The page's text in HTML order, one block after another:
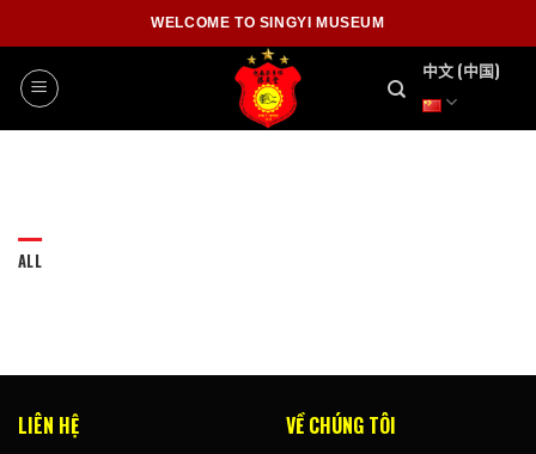
to
content
WELCOME TO SINGYI MUSEUM
中文 (中国)
ALL
LIÊN HỆ VỀ CHÚNG TÔI